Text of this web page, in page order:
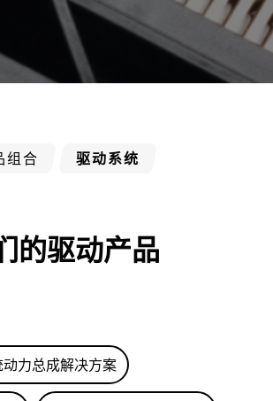
组合 驱动系统
的驱动产品
动力总成解决方案